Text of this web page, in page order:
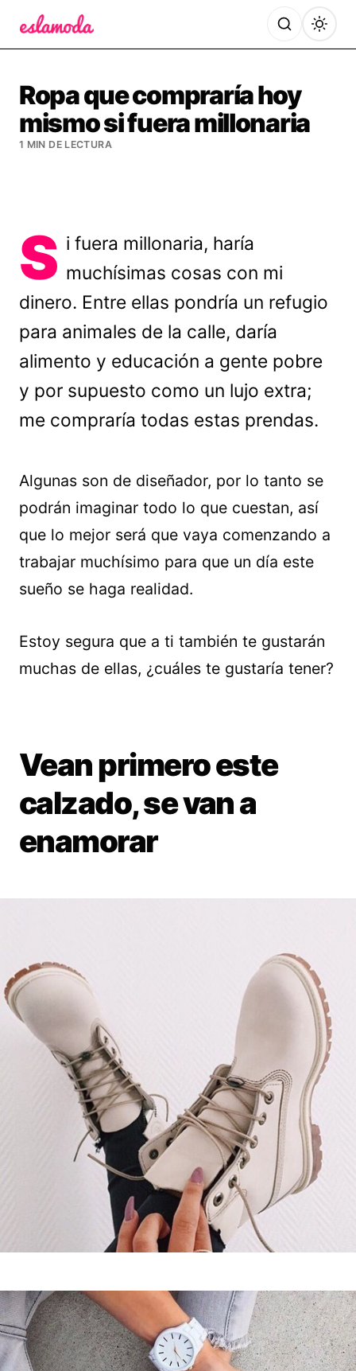
Ropa que compraría hoy
mismo si fuera millonaria
1 MIN DE LECTURA
S i fuera millonaria, haría
muchísimas cosas con mi
dinero. Entre ellas pondría un refugio
para animales de la calle, daría
alimento y educación a gente pobre
y por supuesto como un lujo extra;
me compraría todas estas prendas.
Algunas son de diseñador, por lo tanto se
podrán imaginar todo lo que cuestan, así
que lo mejor será que vaya comenzando a
trabajar muchísimo para que un día este
sueño se haga realidad.
Estoy segura que a ti también te gustarán
muchas de ellas, ¿cuáles te gustaría tener?
Vean primero este
calzado, se van a
enamorar